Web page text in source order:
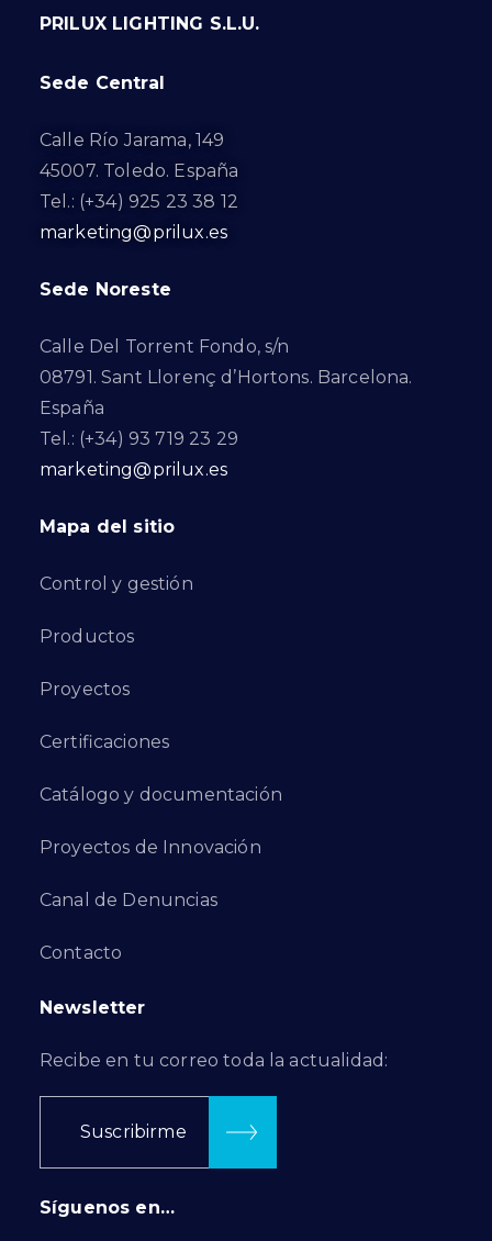
PRILUX LIGHTING S.L.U.
Sede Central
Calle Río Jarama, 149
45007. Toledo. España
Tel.: (+34) 925 23 38 12
marketing@prilux.es
Sede Noreste
Calle Del Torrent Fondo, s/n
08791. Sant Llorenç d’Hortons. Barcelona.
España
Tel.: (+34) 93 719 23 29
marketing@prilux.es
Mapa del sitio
Control y gestión
Productos
Proyectos
Certificaciones
Catálogo y documentación
Proyectos de Innovación
Canal de Denuncias
Contacto
Newsletter
Recibe en tu correo toda la actualidad:
Suscribirme
Síguenos en…